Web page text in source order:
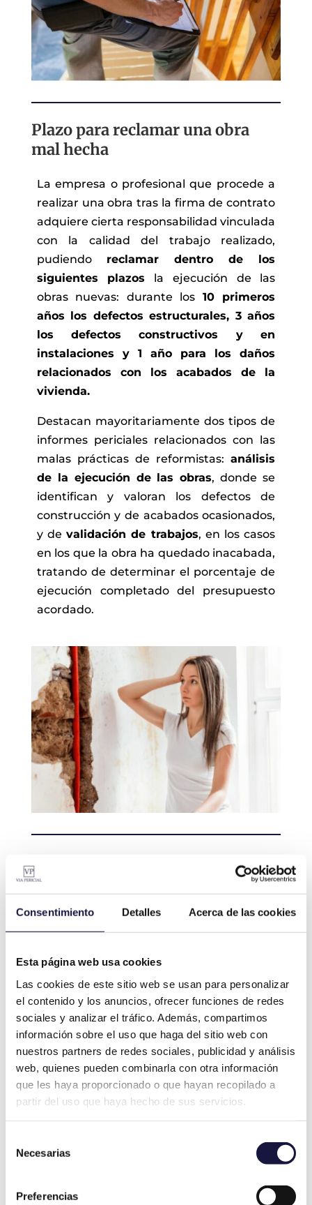
Consentimiento Detalles Acerca de las cookies
Esta página web usa cookies
Las cookies de este sitio web se usan para personalizar
el contenido y los anuncios, ofrecer funciones de redes
sociales y analizar el tráfico. Además, compartimos
información sobre el uso que haga del sitio web con
nuestros partners de redes sociales, publicidad y análisis
web, quienes pueden combinarla con otra información
que les haya proporcionado o que hayan recopilado a
partir del uso que haya hecho de sus servicios.
Necesarias
Preferencias
Plazo para reclamar una obra
mal hecha
La empresa o profesional que procede a
realizar una obra tras la firma de contrato
adquiere cierta responsabilidad vinculada
con la calidad del trabajo realizado,
pudiendo reclamar dentro de los
siguientes plazos la ejecución de las
obras nuevas: durante los 10 primeros
años los defectos estructurales, 3 años
los defectos constructivos y en
instalaciones y 1 año para los daños
relacionados con los acabados de la
vivienda.
Destacan mayoritariamente dos tipos de
informes periciales relacionados con las
malas prácticas de reformistas:análisis
de la ejecución de las obras, donde se
identifican y valoran los defectos de
construcción y de acabados ocasionados,
y devalidación de trabajos, en los casos
en los que la obra ha quedado inacabada,
tratando de determinar el porcentaje de
ejecución completado del presupuesto
acordado.
Como denunciar o reclamar una
obra mal hecha en Valencia
El primer paso es, dentro del plazo
establecido, comunicar al profesional la
vez notificado el daño, será preciso a
través de
un informe pericial, reflejar
donde se encuentran los daños por obra
y cuál es su coste de reparación,
exigiendo al reformista el coste de la
reparación del mismo o la ejecución
correcta del trabajo.
acuerdo y se niegue a pagar la
demanda judicial aportando el informe